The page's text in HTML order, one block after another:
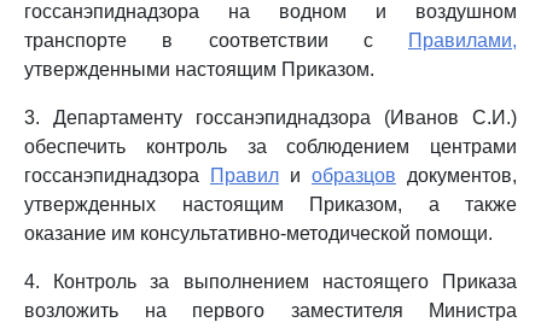
госсанэпиднадзора на водном и воздушном
транспорте в соответствии с
Правилами,
утвержденными настоящим Приказом.
3. Департаменту госсанэпиднадзора (Иванов С.И.)
обеспечить контроль за соблюдением центрами
госсанэпиднадзора
Правил и образцов документов,
утвержденных настоящим Приказом, а также
оказание им консультативно-методической помощи.
4. Контроль за выполнением настоящего Приказа
возложить на первого заместителя Министра